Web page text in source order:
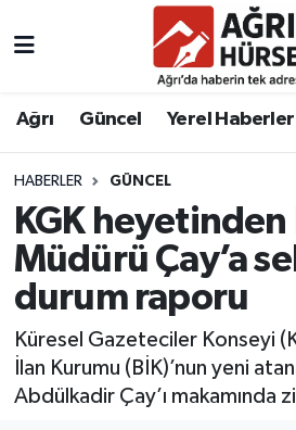
Ağrı Güncel Yerel Haberler
HABERLER GÜNCEL
KGK heyetinden
Müdürü Çay’a
durum raporu
Küresel Gazeteciler Konseyi
İlan Kurumu (BİK)’nun yeni
Abdülkadir Çay’ı makamında
Hava Durumu
Tüm Manşetler
Son Dakika Haberleri
Haber Arşivi